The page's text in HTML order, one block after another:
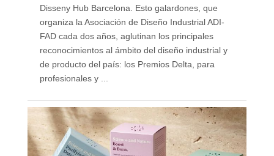
Disseny Hub Barcelona. Esto galardones, que
organiza la Asociación de Diseño Industrial ADI-
FAD cada dos años, aglutinan los principales
reconocimientos al ámbito del diseño industrial y
de producto del país: los Premios Delta, para
profesionales y ...